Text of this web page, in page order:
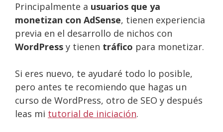
Principalmente a usuarios que ya
monetizan con AdSense, tienen experiencia
previa en el desarrollo de nichos con
WordPress y tienen tráfico para monetizar.
Si eres nuevo, te ayudaré todo lo posible,
pero antes te recomiendo que hagas un
curso de WordPress, otro de SEO y después
leas mi tutorial de iniciación.